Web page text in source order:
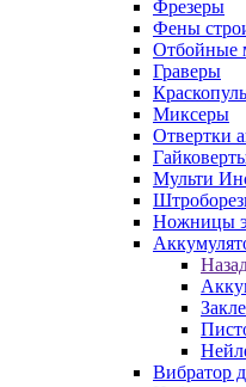
Фрезеры
Фены
Отбойные
Граверы
Миксеры
Отвертки
Мульти
Ножницы
Вибратор